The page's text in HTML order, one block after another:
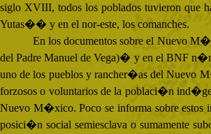
siglo XVIII, todos los poblados tuvieron que
Yutas�� y en el nor-este, los comanches.
En los documentos sobre el Nuevo
del Padre Manuel de Vega)� y en el BNF
uno de los pueblos y rancher�as del Nuevo
forzosos o voluntarios de la poblaci�n
Nuevo M�xico. Poco se informa sobre estos
posici�n social semiesclava o sumamente